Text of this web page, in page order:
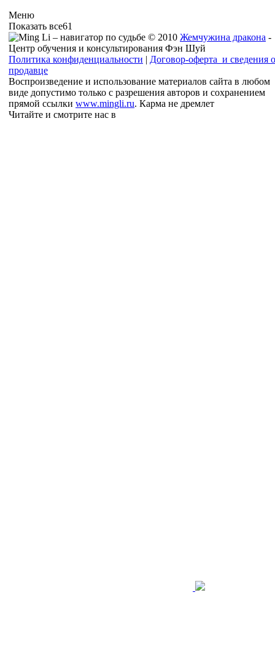
Меню
Показать все61
© 2010 Жемчужина дракона -
Центр обучения и консультирования Фэн Шуй
Политика конфиденциальности | Договор-оферта и сведения о
продавце
Воспроизведение и использование материалов сайта в любом
виде допустимо только с разрешения авторов и сохранением
прямой ссылки www.mingli.ru. Карма не дремлет
Читайте и смотрите нас в